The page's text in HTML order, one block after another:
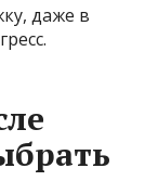
даже в